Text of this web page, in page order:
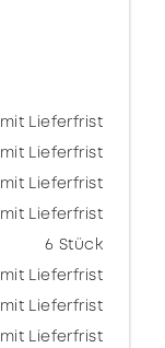
mit Lieferfrist
mit Lieferfrist
mit Lieferfrist
mit Lieferfrist
6 Stück
mit Lieferfrist
mit Lieferfrist
mit Lieferfrist